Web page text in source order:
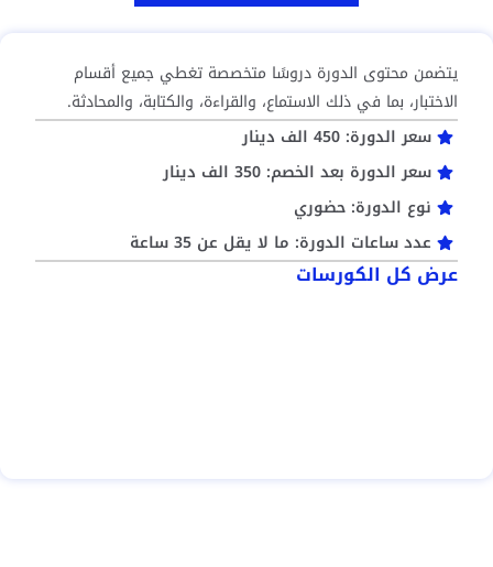
يتضمن محتوى الدورة دروسًا متخصصة تغطي جميع أقسام
الاختبار، بما في ذلك الاستماع، والقراءة، والكتابة، والمحادثة.
سعر الدورة: 450 الف دينار
سعر الدورة بعد الخصم: 350 الف دينار
نوع الدورة: حضوري
عدد ساعات الدورة: ما لا يقل عن 35 ساعة
عرض كل الكورسات